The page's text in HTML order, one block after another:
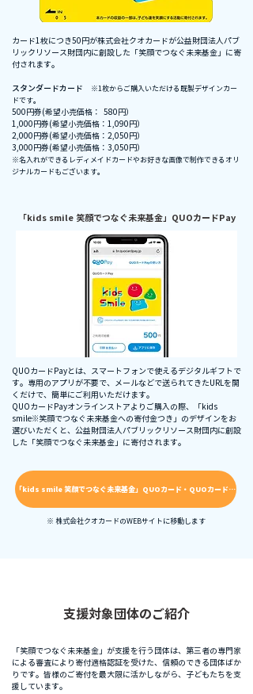
カード1枚につき50円が株式会社クオカードが公益財団法人パブ
リックリソース財団内に創設した「笑顔でつなぐ未来基金」に寄
付されます。
スタンダードカード
※1枚からご購入いただける既製デザインカー
ドです。
500円券(希望小売価格： 580円）
1,000円券(希望小売価格：1,090円）
2,000円券(希望小売価格：2,050円）
3,000円券(希望小売価格：3,050円）
※名入れができるレディメイドカードやお好きな画像で制作できるオリ
ジナルカードもございます。
「kids smile 笑顔でつなぐ未来基金」QUOカードPay
QUOカードPayとは、スマートフォンで使えるデジタルギフトで
す。専用のアプリが不要で、メールなどで送られてきたURLを開
くだけで、簡単にご利用いただけます。
QUOカードPayオンラインストアよりご購入の際、「kids
smile※笑顔でつなぐ未来基金への寄付金つき」のデザインをお
選びいただくと、公益財団法人パブリックリソース財団内に創設
した「笑顔でつなぐ未来基金」に寄付されます。
「kids smile 笑顔でつなぐ未来基金」QUOカード・QUOカードPayの詳細はこちら
※ 株式会社クオカードのWEBサイトに移動します
支援対象団体のご紹介
「笑顔でつなぐ未来基金」が支援を行う団体は、第三者の専門家
による審査により寄付適格認証を受けた、信頼のできる団体ばか
りです。皆様のご寄付を最大限に活かしながら、子どもたちを支
援しています。